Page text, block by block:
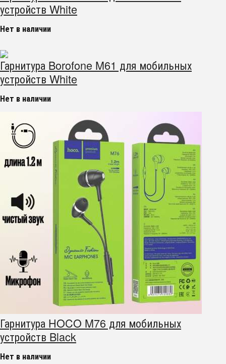
устройств White
Нет в наличии
Гарнитура Borofone M61 для мобильных
устройств White
Нет в наличии
Гарнитура HOCO M76 для мобильных
устройств Black
Нет в наличии